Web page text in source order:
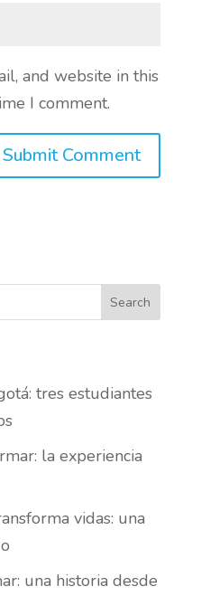
and website in this
I comment.
Search
tres estudiantes
la experiencia
vidas: una
una historia desde